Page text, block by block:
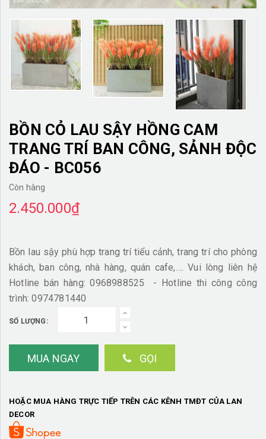
TƯ VẤN LIÊN HỆ
BỒN CỎ LAU SẬY HỒNG CAM
TRANG TRÍ BAN CÔNG, SẢNH ĐỘC
ĐÁO - BC056
Còn hàng
2.450.000₫
Bồn lau sậy phù hợp trang trí tiểu cảnh, trang trí cho phòng
khách, ban công, nhà hàng, quán cafe,…. Vui lòng liên hệ
Hotline bán hàng: 0968988525 - Hotline thi công công
trình: 0974781440
SỐ LƯỢNG:
MUA NGAY GỌI
HOẶC MUA HÀNG TRỰC TIẾP TRÊN CÁC KÊNH TMĐT CỦA LAN
DECOR